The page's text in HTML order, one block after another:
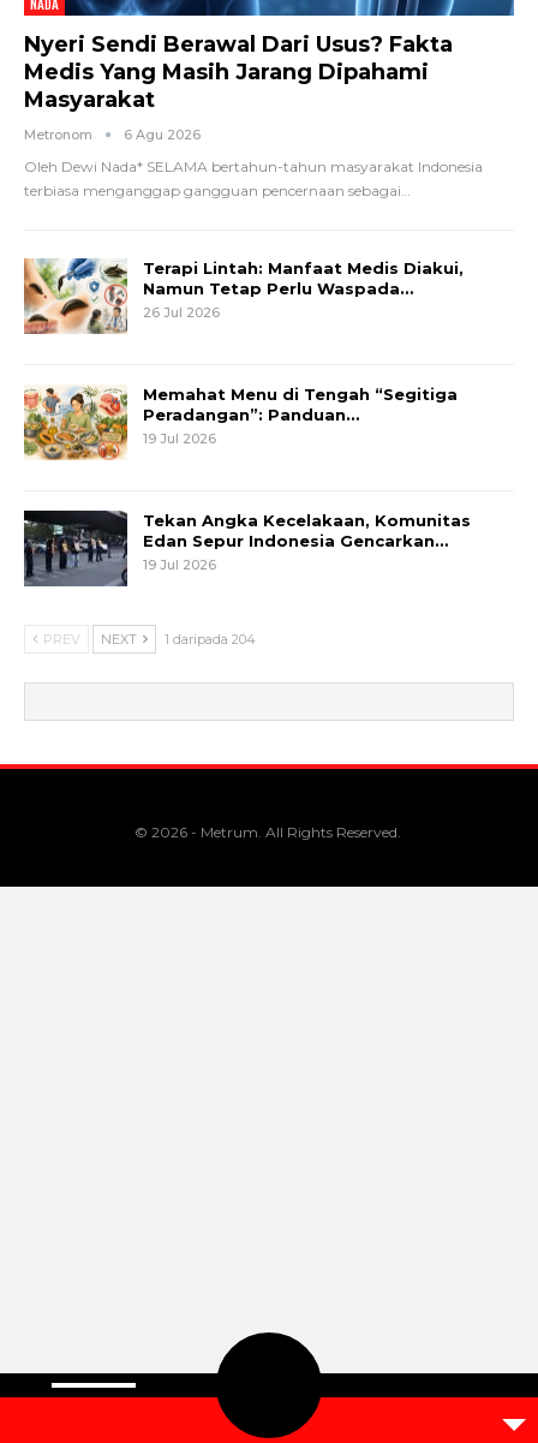
Nyeri Sendi Berawal Dari Usus? Fakta
Medis Yang Masih Jarang Dipahami
Masyarakat
Metronom 6 Agu 2026
Oleh Dewi Nada* SELAMA bertahun-tahun masyarakat Indonesia
terbiasa menganggap gangguan pencernaan sebagai
Terapi Lintah: Manfaat Medis Diakui,
Namun Tetap Perlu Waspada…
26 Jul 2026
Memahat Menu di Tengah “Segitiga
Peradangan”: Panduan…
19 Jul 2026
Tekan Angka Kecelakaan, Komunitas
Edan Sepur Indonesia Gencarkan…
19 Jul 2026
PREV NEXT 1 daripada 204
© 2026 - Metrum. All Rights Reserved.